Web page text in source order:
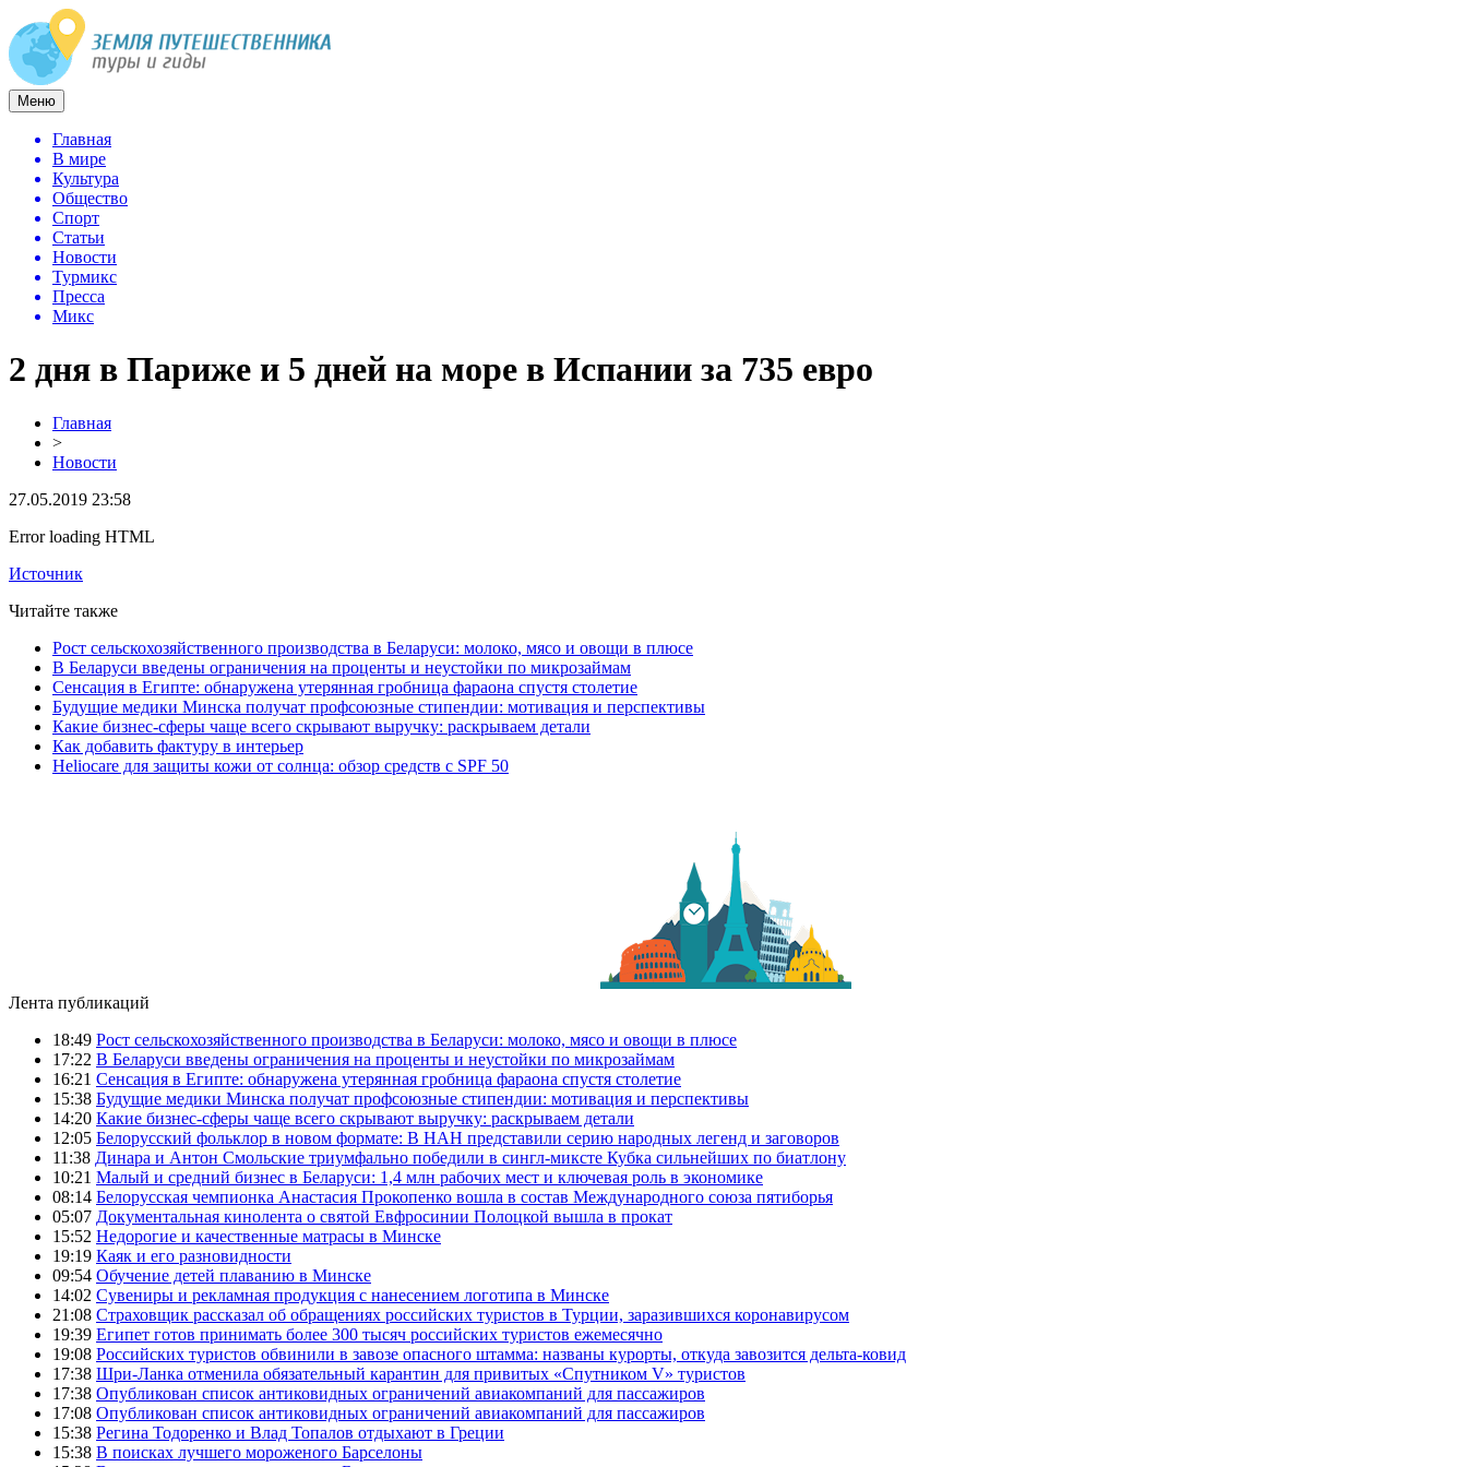
Меню
Главная
В мире
Культура
Общество
Спорт
Статьи
Новости
Турмикс
Пресса
Микс
2 дня в Париже и 5 дней на море в Испании за 735 евро
Главная
>
Новости
27.05.2019 23:58
Error loading HTML
Источник
Читайте также
Рост сельскохозяйственного производства в Беларуси: молоко, мясо и овощи в плюсе
В Беларуси введены ограничения на проценты и неустойки по микрозаймам
Сенсация в Египте: обнаружена утерянная гробница фараона спустя столетие
Будущие медики Минска получат профсоюзные стипендии: мотивация и перспективы
Какие бизнес-сферы чаще всего скрывают выручку: раскрываем детали
Как добавить фактуру в интерьер
Heliocare для защиты кожи от солнца: обзор средств с SPF 50
Лента публикаций
18:49 Рост сельскохозяйственного производства в Беларуси: молоко, мясо и овощи в плюсе
17:22 В Беларуси введены ограничения на проценты и неустойки по микрозаймам
16:21 Сенсация в Египте: обнаружена утерянная гробница фараона спустя столетие
15:38 Будущие медики Минска получат профсоюзные стипендии: мотивация и перспективы
14:20 Какие бизнес-сферы чаще всего скрывают выручку: раскрываем детали
12:05 Белорусский фольклор в новом формате: В НАН представили серию народных легенд и заговоров
11:38 Динара и Антон Смольские триумфально победили в сингл-миксте Кубка сильнейших по биатлону
10:21 Малый и средний бизнес в Беларуси: 1,4 млн рабочих мест и ключевая роль в экономике
08:14 Белорусская чемпионка Анастасия Прокопенко вошла в состав Международного союза пятиборья
05:07 Документальная кинолента о святой Евфросинии Полоцкой вышла в прокат
15:52 Недорогие и качественные матрасы в Минске
19:19 Каяк и его разновидности
09:54 Обучение детей плаванию в Минске
14:02 Сувениры и рекламная продукция с нанесением логотипа в Минске
21:08 Страховщик рассказал об обращениях российских туристов в Турции, заразившихся коронавирусом
19:39 Египет готов принимать более 300 тысяч российских туристов ежемесячно
19:08 Российских туристов обвинили в завозе опасного штамма: названы курорты, откуда завозится дельта-ковид
17:38 Шри-Ланка отменила обязательный карантин для привитых «Спутником V» туристов
17:38 Опубликован список антиковидных ограничений авиакомпаний для пассажиров
17:08 Опубликован список антиковидных ограничений авиакомпаний для пассажиров
15:38 Регина Тодоренко и Влад Топалов отдыхают в Греции
15:38 В поисках лучшего мороженого Барселоны